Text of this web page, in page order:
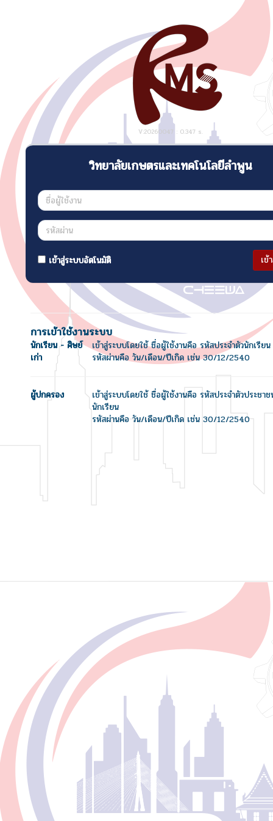
V:20260047 : 0.347 s.
วิทยาลัยเกษตรและเทคโนโลยีลำพูน
เข้าสู่ระบบอัตโนมัติ เข้
การเข้าใช้งานระบบ
นักเรียน - ศิษย์
เก่า
เข้าสู่ระบบโดยใช้ ชื่อผู้ใช้งานคือ รหัสประจำตัวนักเรียน
รหัสผ่านคือ วัน/เดือน/ปีเกิด เช่น 30/12/2540
ผู้ปกครอง
เข้าสู่ระบบโดยใช้ ชื่อผู้ใช้งานคือ รหัสประจำตัวประชา
นักเรียน
รหัสผ่านคือ วัน/เดือน/ปีเกิด เช่น 30/12/2540